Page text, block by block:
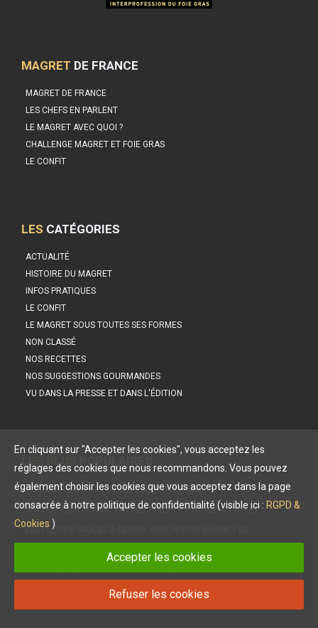
MAGRET DE FRANCE
MAGRET DE FRANCE
LES CHEFS EN PARLENT
LE MAGRET AVEC QUOI ?
CHALLENGE MAGRET ET FOIE GRAS
LE CONFIT
LES CATÉGORIES
ACTUALITÉ
HISTOIRE DU MAGRET
INFOS PRATIQUES
LE CONFIT
LE MAGRET SOUS TOUTES SES FORMES
NON CLASSÉ
NOS RECETTES
NOS SUGGESTIONS GOURMANDES
VU DANS LA PRESSE ET DANS L'ÉDITION
LES PLUS POPULAIRES
L’ASTUCE DE PHILIPPE ETCHEBEST POUR UNE…
MAGRET DE CANARD : LE CHEF PHILIPPE ETCHEBEST NOUS…
LES PETITES SAUCES À SERVIR AVEC NOTRE MAGRET DE…
PHILIPPE ETCHEBEST : SON IDÉE DE BURGER AU MAGRET ET…
En cliquant sur "Accepter les cookies", vous acceptez les
réglages des cookies que nous recommandons. Vous pouvez
également choisir les cookies que vous acceptez dans la page
consacrée à notre politique de confidentialité (visible ici : RGPD &
Cookies )
Accepter les cookies
Refuser les cookies